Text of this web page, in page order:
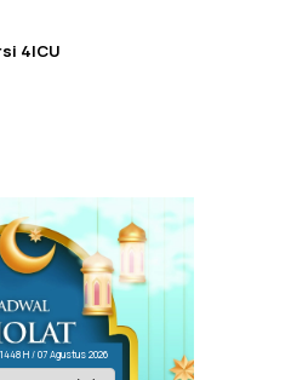
4ICU
H / 07 Agustus 2026